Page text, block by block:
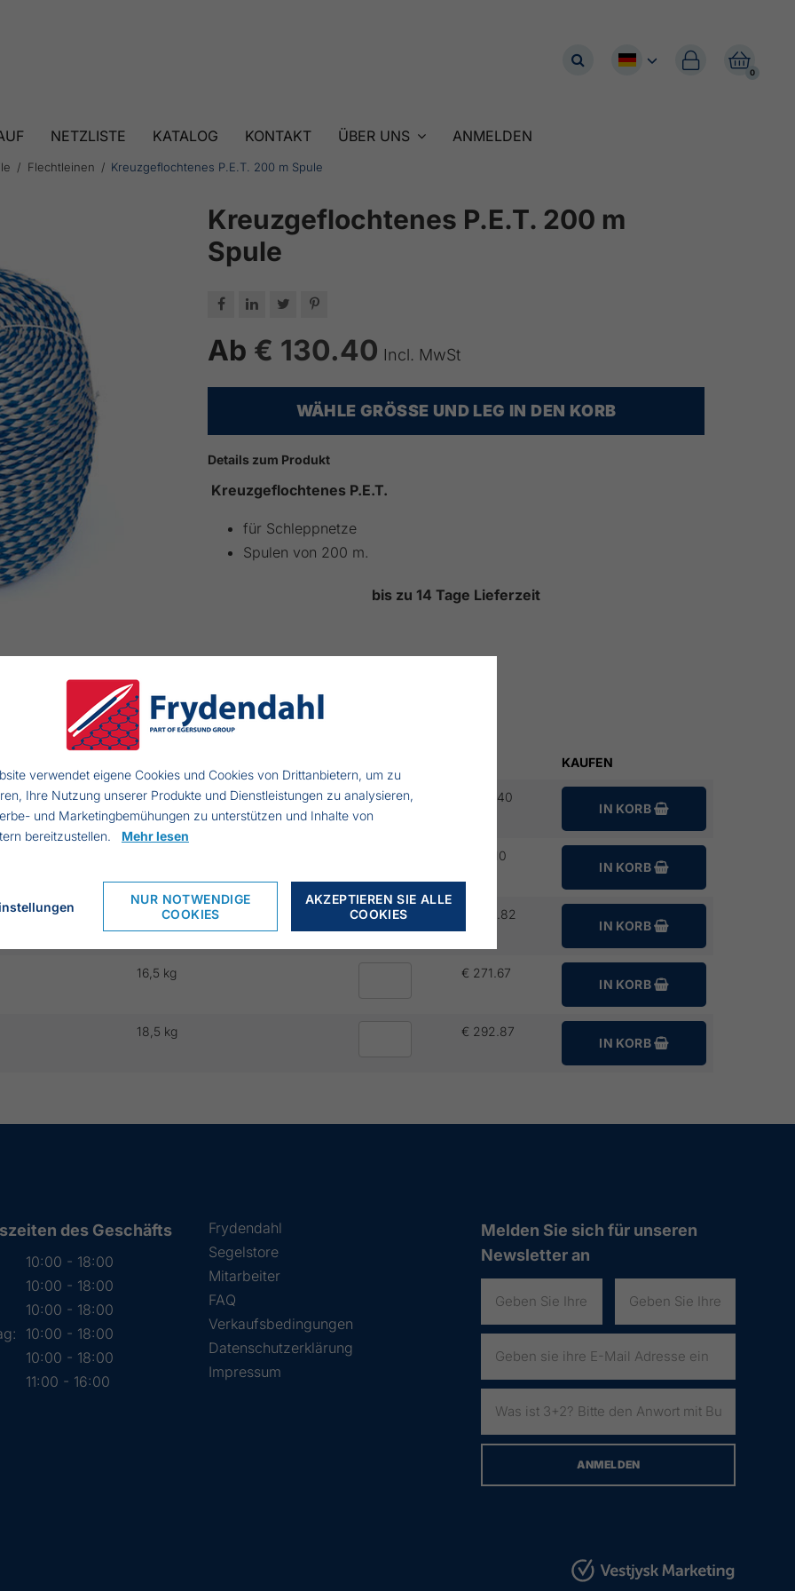

0

NETZLISTE KATALOG KONTAKT ÜBER UNS ANMELDEN
Flechtleinen Kreuzgeflochtenes P.E.T. 200 m Spule
Kreuzgeflochtenes P.E.T. 200 m
Spule
   
Ab € 130.40 Incl. MwSt
WÄHLE GRÖSSE UND LEG IN DEN KORB
Details zum Produkt
Kreuzgeflochtenes P.E.T.
für Schleppnetze
Spulen von 200 m.
bis zu 14 Tage Lieferzeit
KAUFEN
8,0 kg € 130.40
IN KORB
€ 161.10
IN KORB
15,5 kg € 248.82
IN KORB
16,5 kg € 271.67
IN KORB
18,5 kg € 292.87
IN KORB
des Geschäfts
10:00 - 18:00
10:00 - 18:00
10:00 - 18:00
10:00 - 18:00
10:00 - 18:00
11:00 - 16:00
Frydendahl
Segelstore
Mitarbeiter
FAQ
Verkaufsbedingungen
Datenschutzerklärung
Impressum
Melden Sie sich für unseren
Newsletter an
verwendet eigene Cookies und Cookies von Drittanbietern, um zu
Ihre Nutzung unserer Produkte und Dienstleistungen zu analysieren,
und Marketingbemühungen zu unterstützen und Inhalte von
bereitzustellen. Mehr lesen
NUR NOTWENDIGE
COOKIES
AKZEPTIEREN SIE ALLE
COOKIES